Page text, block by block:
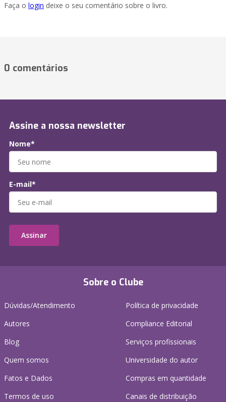
Faça o login deixe o seu comentário sobre o livro.
0 comentários
Sobre o Clube
Dúvidas/Atendimento
Autores
Blog
Quem somos
Fatos e Dados
Termos de uso
Política de privacidade
Compliance Editorial
Serviços profissionais
Universidade do autor
Compras em quantidade
Canais de distribuição
Assine a nossa newsletter
Nome*
E-mail*
Assinar